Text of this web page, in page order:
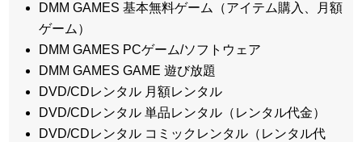
DMM GAMES 基本無料ゲーム（アイテム購入、月額
ゲーム）
DMM GAMES PCゲーム/ソフトウェア
DMM GAMES GAME 遊び放題
DVD/CDレンタル 月額レンタル
DVD/CDレンタル 単品レンタル（レンタル代金）
DVD/CDレンタル コミックレンタル（レンタル代